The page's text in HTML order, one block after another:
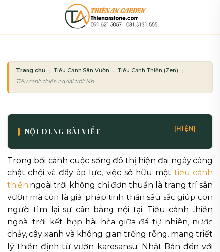
Trang chủ Tiểu Cảnh Sân Vườn
Tiểu Cảnh Thiền (Zen)
Tiểu cảnh thiền ngoài trời: Những lưu ý về thời tiết và độ bền vật liệu
NỘI DUNG BÀI VIẾT [HIỆN]
Trong bối cảnh cuộc sống đô thị hiện đại ngày càng
chật chội và đầy áp lực, việc sở hữu một tiểu cảnh
thiền ngoài trời không chỉ đơn thuần là trang trí sân
vườn mà còn là giải pháp tinh thần sâu sắc giúp con
người tìm lại sự cân bằng nội tại. Tiểu cảnh thiền
ngoài trời kết hợp hài hòa giữa đá tự nhiên, nước
chảy, cây xanh và không gian trống rỗng, mang triết
lý thiền định từ vườn karesansui Nhật Bản đến với